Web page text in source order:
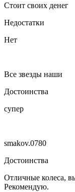
Стоит своих денег
Недостатки
Нет
Все звезды наши
Достоинства
супер
smakov.0780
Достоинства
Отличные колеса,
Рекомендую.